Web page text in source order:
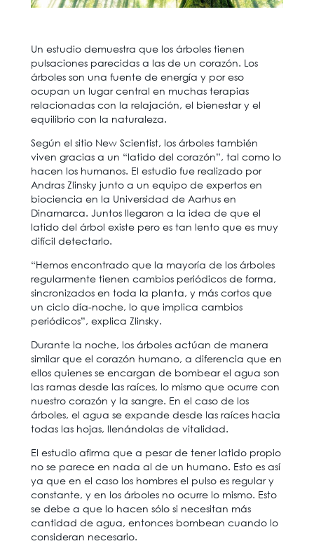
Un estudio demuestra que los árboles tienen
pulsaciones parecidas a las de un corazón. Los
árboles son una fuente de energía y por eso
ocupan un lugar central en muchas terapias
relacionadas con la relajación, el bienestar y el
equilibrio con la naturaleza.
Según el sitio New Scientist, los árboles también
viven gracias a un “latido del corazón”, tal como lo
hacen los humanos. El estudio fue realizado por
Andras Zlinsky junto a un equipo de expertos en
biociencia en la Universidad de Aarhus en
Dinamarca. Juntos llegaron a la idea de que el
latido del árbol existe pero es tan lento que es muy
difícil detectarlo.
“Hemos encontrado que la mayoría de los árboles
regularmente tienen cambios periódicos de forma,
sincronizados en toda la planta, y más cortos que
un ciclo día-noche, lo que implica cambios
periódicos”, explica Zlinsky.
Durante la noche, los árboles actúan de manera
similar que el corazón humano, a diferencia que en
ellos quienes se encargan de bombear el agua son
las ramas desde las raíces, lo mismo que ocurre con
nuestro corazón y la sangre. En el caso de los
árboles, el agua se expande desde las raíces hacia
todas las hojas, llenándolas de vitalidad.
El estudio afirma que a pesar de tener latido propio
no se parece en nada al de un humano. Esto es así
ya que en el caso los hombres el pulso es regular y
constante, y en los árboles no ocurre lo mismo. Esto
se debe a que lo hacen sólo si necesitan más
cantidad de agua, entonces bombean cuando lo
consideran necesario.